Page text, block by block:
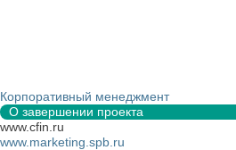
Корпоративный менеджмент
О завершении проекта
www.cfin.ru
www.marketing.spb.ru